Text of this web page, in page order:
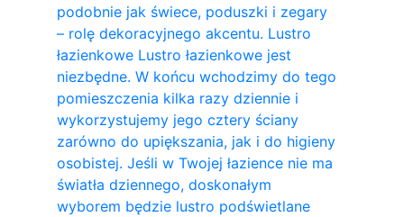
podobnie jak świece, poduszki i zegary
– rolę dekoracyjnego akcentu. Lustro
łazienkowe Lustro łazienkowe jest
niezbędne. W końcu wchodzimy do tego
pomieszczenia kilka razy dziennie i
wykorzystujemy jego cztery ściany
zarówno do upiększania, jak i do higieny
osobistej. Jeśli w Twojej łazience nie ma
światła dziennego, doskonałym
wyborem będzie lustro podświetlane